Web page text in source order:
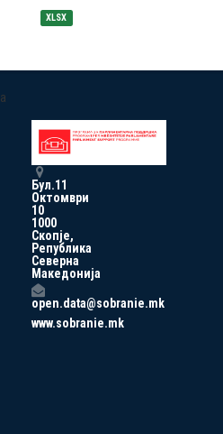
XLSX
a
Бул.11
Октомври
10
1000
Скопје,
Република
Северна
Македонија
open.data@sobranie.mk
www.sobranie.mk